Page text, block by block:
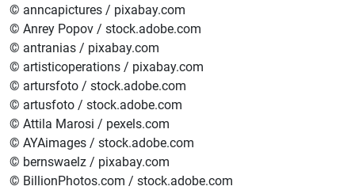
© anncapictures / pixabay.com
© Anrey Popov / stock.adobe.com
© antranias / pixabay.com
© artisticoperations / pixabay.com
© artursfoto / stock.adobe.com
© artusfoto / stock.adobe.com
© Attila Marosi / pexels.com
© AYAimages / stock.adobe.com
© bernswaelz / pixabay.com
© BillionPhotos.com / stock.adobe.com